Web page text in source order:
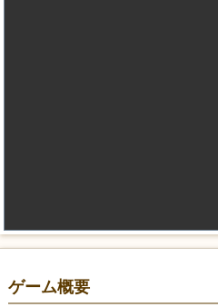
ゲーム概要